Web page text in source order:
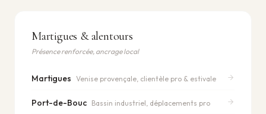
Martigues & alentours
Présence renforcée, ancrage local
Martigues Venise provençale, clientèle pro & estivale
Port-de-Bouc Bassin industriel, déplacements pro